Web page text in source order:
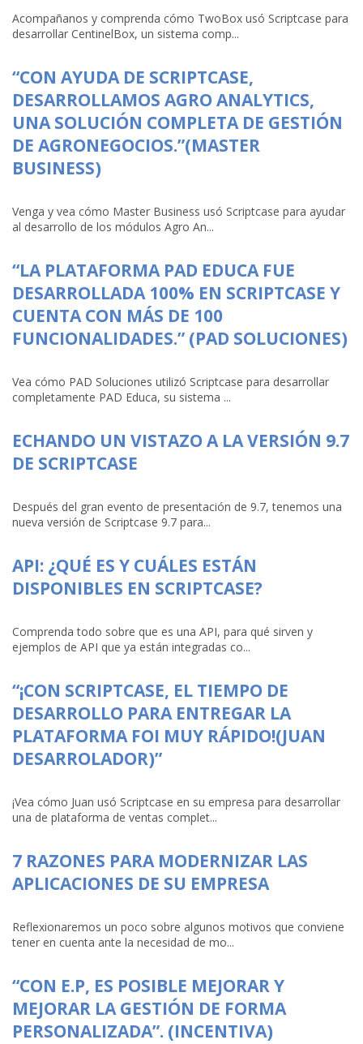
Acompañanos y comprenda cómo TwoBox usó Scriptcase para
desarrollar CentinelBox, un sistema comp...
“CON AYUDA DE SCRIPTCASE,
DESARROLLAMOS AGRO ANALYTICS,
UNA SOLUCIÓN COMPLETA DE GESTIÓN
DE AGRONEGOCIOS.”(MASTER
BUSINESS)
Venga y vea cómo Master Business usó Scriptcase para ayudar
al desarrollo de los módulos Agro An...
“LA PLATAFORMA PAD EDUCA FUE
DESARROLLADA 100% EN SCRIPTCASE Y
CUENTA CON MÁS DE 100
FUNCIONALIDADES.” (PAD SOLUCIONES)
Vea cómo PAD Soluciones utilizó Scriptcase para desarrollar
completamente PAD Educa, su sistema ...
ECHANDO UN VISTAZO A LA VERSIÓN 9.7
DE SCRIPTCASE
Después del gran evento de presentación de 9.7, tenemos una
nueva versión de Scriptcase 9.7 para...
API: ¿QUÉ ES Y CUÁLES ESTÁN
DISPONIBLES EN SCRIPTCASE?
Comprenda todo sobre que es una API, para qué sirven y
ejemplos de API que ya están integradas co...
“¡CON SCRIPTCASE, EL TIEMPO DE
DESARROLLO PARA ENTREGAR LA
PLATAFORMA FOI MUY RÁPIDO!(JUAN
DESARROLADOR)”
¡Vea cómo Juan usó Scriptcase en su empresa para desarrollar
una de plataforma de ventas complet...
7 RAZONES PARA MODERNIZAR LAS
APLICACIONES DE SU EMPRESA
Reflexionaremos un poco sobre algunos motivos que conviene
tener en cuenta ante la necesidad de mo...
“CON E.P, ES POSIBLE MEJORAR Y
MEJORAR LA GESTIÓN DE FORMA
PERSONALIZADA”. (INCENTIVA)